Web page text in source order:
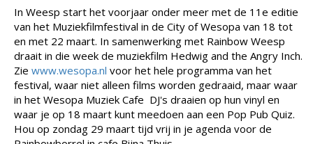
In Weesp start het voorjaar onder meer met de 11e editie
van het Muziekfilmfestival in de City of Wesopa van 18 tot
en met 22 maart. In samenwerking met Rainbow Weesp
draait in die week de muziekfilm Hedwig and the Angry Inch.
Zie www.wesopa.nl voor het hele programma van het
festival, waar niet alleen films worden gedraaid, maar waar
in het Wesopa Muziek Cafe DJ's draaien op hun vinyl en
waar je op 18 maart kunt meedoen aan een Pop Pub Quiz.
Hou op zondag 29 maart tijd vrij in je agenda voor de